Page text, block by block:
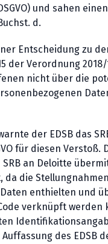
und sahen
d.
Entscheidung zu
der Verordnung
nicht über die
der EDSB das
für diesen Verstoß.
an Deloitte
da die Stellungnahmen
enthielten und
verknüpft werden
des EDSB